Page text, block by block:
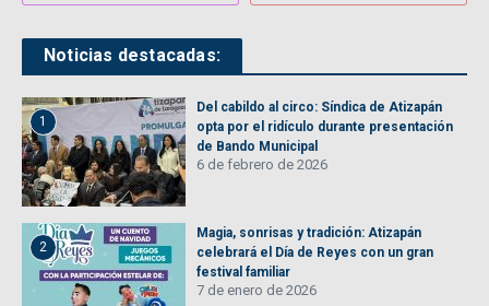
Noticias destacadas:
1
Del cabildo al circo: Síndica de Atizapán
opta por el ridículo durante presentación
de Bando Municipal
6 de febrero de 2026
2
Magia, sonrisas y tradición: Atizapán
celebrará el Día de Reyes con un gran
festival familiar
7 de enero de 2026